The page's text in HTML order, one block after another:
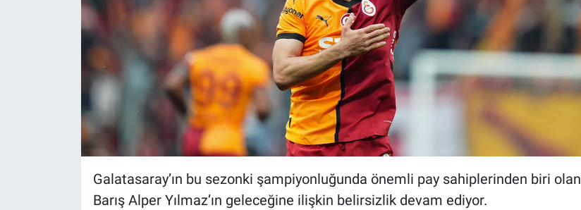
Galatasaray’ın bu sezonki şampiyonluğunda önemli pay sahiplerinden biri olan
Barış Alper Yılmaz’ın geleceğine ilişkin belirsizlik devam ediyor.
Koronavirüs
Ne demişti
Programlar